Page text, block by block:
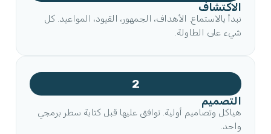
الاكتشاف
نبدأ بالاستماع. الأهداف، الجمهور، القيود، المواعيد. كل
شيء على الطاولة.
2
التصميم
هياكل وتصاميم أولية. توافق عليها قبل كتابة سطر برمجي
واحد.